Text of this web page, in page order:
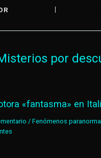
por
«fantasma» en
/Fenómenos